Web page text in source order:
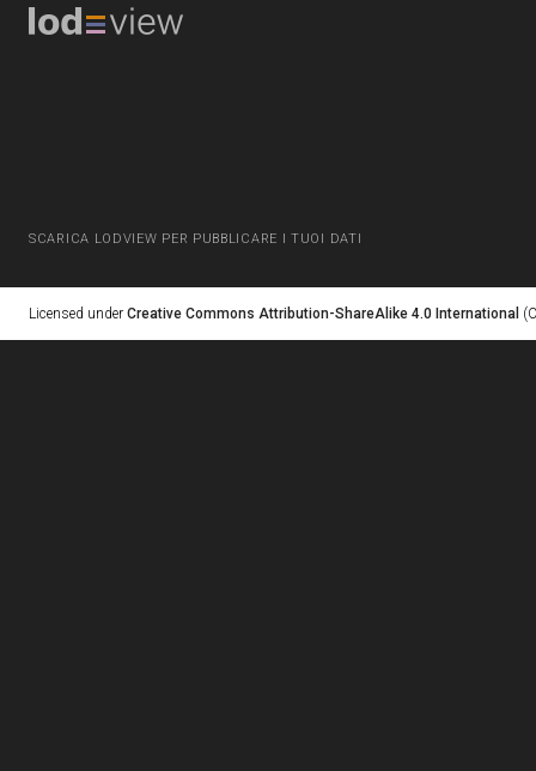
SCARICA LODVIEW PER PUBBLICARE I TUOI DATI
Licensed under Creative Commons Attribution-ShareAlike 4.0 International